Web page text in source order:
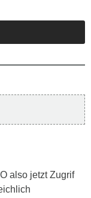
also jetzt Zugrif